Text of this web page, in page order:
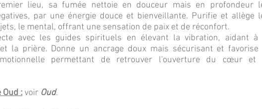
par une énergie douce et bienveillante. Purifie et allège
le mental, offrant une sensation de paix et de réconfort.
la prière. Donne un ancrage doux mais sécurisant et favorise
permettant de retrouver l'ouverture du cœur et
Oud :voir Oud.